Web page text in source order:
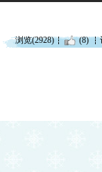
浏览(2928) (8)